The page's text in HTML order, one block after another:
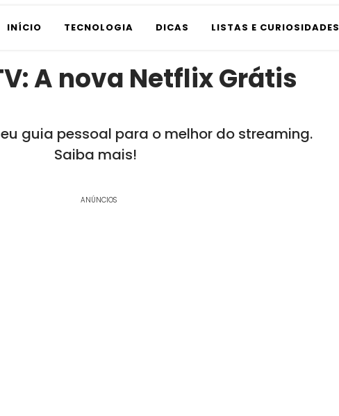
INÍCIO TECNOLOGIA DICAS LISTAS E CURIOSIDADES
A nova Netflix Grátis
guia pessoal para o melhor do streaming.
Saiba mais!
ANÚNCIOS